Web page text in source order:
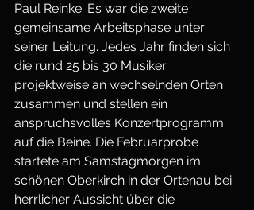
Paul Reinke. Es war die zweite
gemeinsame Arbeitsphase unter
seiner Leitung. Jedes Jahr finden sich
die rund 25 bis 30 Musiker
projektweise an wechselnden Orten
zusammen und stellen ein
anspruchsvolles Konzertprogramm
auf die Beine. Die Februarprobe
startete am Samstagmorgen im
schönen Oberkirch in der Ortenau bei
herrlicher Aussicht über die